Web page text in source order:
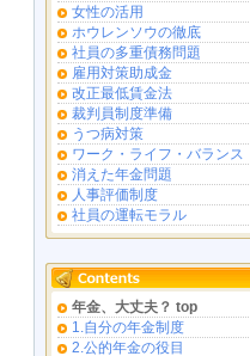
女性の活用
ホウレンソウの徹底
社員の多重債務問題
雇用対策助成金
改正最低賃金法
裁判員制度準備
うつ病対策
ワーク・ライフ・バランス
消えた年金問題
人事評価制度
社員の運転モラル
年金、大丈夫？ top
1.自分の年金制度
2.公的年金の役目